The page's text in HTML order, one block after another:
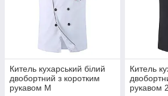
Китель кухарський білий
двобортний з коротким
рукавом M
Китель
рукавом